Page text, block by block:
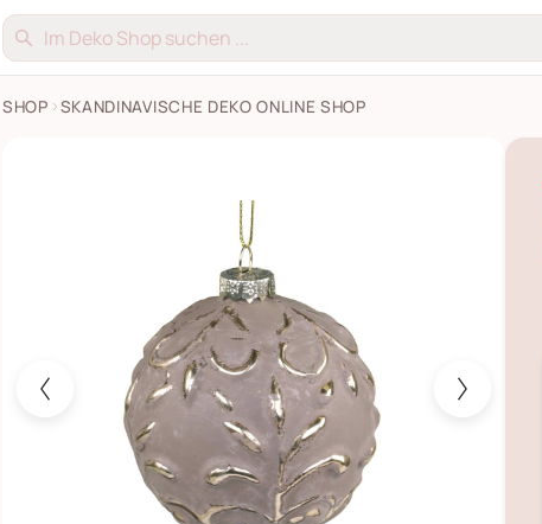
SHOP SKANDINAVISCHE DEKO ONLINE SHOP